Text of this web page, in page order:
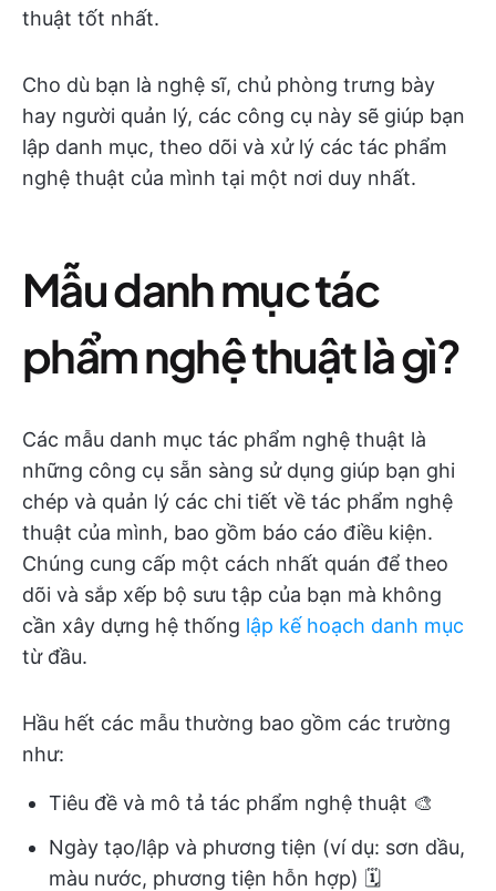
thuật tốt nhất.
Cho dù bạn là nghệ sĩ, chủ phòng trưng bày
hay người quản lý, các công cụ này sẽ giúp bạn
lập danh mục, theo dõi và xử lý các tác phẩm
nghệ thuật của mình tại một nơi duy nhất.
Mẫu danh mục tác
phẩm nghệ thuật là gì?
Các mẫu danh mục tác phẩm nghệ thuật là
những công cụ sẵn sàng sử dụng giúp bạn ghi
chép và quản lý các chi tiết về tác phẩm nghệ
thuật của mình, bao gồm báo cáo điều kiện.
Chúng cung cấp một cách nhất quán để theo
dõi và sắp xếp bộ sưu tập của bạn mà không
cần xây dựng hệ thống lập kế hoạch danh mục
từ đầu.
Hầu hết các mẫu thường bao gồm các trường
như:
Tiêu đề và mô tả tác phẩm nghệ thuật 🎨
Ngày tạo/lập và phương tiện (ví dụ: sơn dầu,
màu nước, phương tiện hỗn hợp) 🗓️